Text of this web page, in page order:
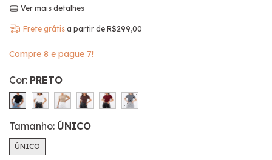
Ver mais detalhes
Frete grátis a partir de R$299,00
Compre 8 e pague 7!
Cor: PRETO
Tamanho: ÚNICO
ÚNICO